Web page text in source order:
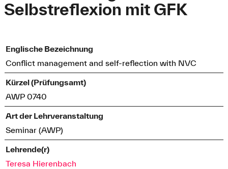
Selbstreflexion mit GFK
Englische Bezeichnung
Conflict management and self-reflection with NVC
Kürzel (Prüfungsamt)
AWP 0740
Art der Lehrveranstaltung
Seminar (AWP)
Lehrende(r)
Teresa Hierenbach